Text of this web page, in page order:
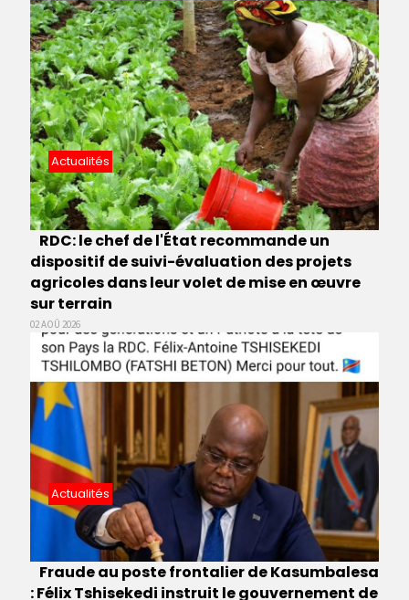
Actualités
RDC: le chef de l'État recommande un
dispositif de suivi-évaluation des projets
agricoles dans leur volet de mise en œuvre
sur terrain
02 AOÛ 2026
Actualités
Fraude au poste frontalier de Kasumbalesa
: Félix Tshisekedi instruit le gouvernement de